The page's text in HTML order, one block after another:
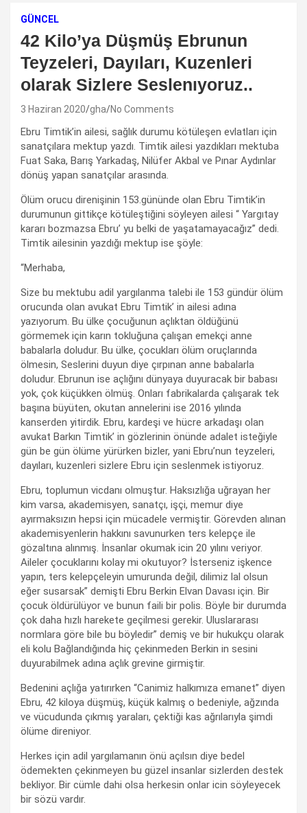
GÜNCEL
42 Kilo’ya Düşmüş Ebrunun
Teyzeleri, Dayıları, Kuzenleri
olarak Sizlere Seslenıyoruz..
3 Haziran 2020 gha No Comments
Ebru Timtik’in ailesi, sağlık durumu kötüleşen evlatları için
sanatçılara mektup yazdı. Timtik ailesi yazdıkları mektuba
Fuat Saka, Barış Yarkadaş, Nilüfer Akbal ve Pınar Aydınlar
dönüş yapan sanatçılar arasında.
Ölüm orucu direnişinin 153.gününde olan Ebru Timtik’in
durumunun gittikçe kötüleştiğini söyleyen ailesi “ Yargıtay
kararı bozmazsa Ebru’ yu belki de yaşatamayacağız” dedi.
Timtik ailesinin yazdığı mektup ise şöyle:
“Merhaba,
Size bu mektubu adil yargılanma talebi ile 153 gündür ölüm
orucunda olan avukat Ebru Timtik’ in ailesi adına
yazıyorum. Bu ülke çocuğunun açlıktan öldüğünü
görmemek için karın tokluğuna çalışan emekçi anne
babalarla doludur. Bu ülke, çocukları ölüm oruçlarında
ölmesin, Seslerini duyun diye çırpınan anne babalarla
doludur. Ebrunun ise açlığını dünyaya duyuracak bir babası
yok, çok küçükken ölmüş. Onları fabrikalarda çalışarak tek
başına büyüten, okutan annelerini ise 2016 yılında
kanserden yitirdik. Ebru, kardeşi ve hücre arkadaşı olan
avukat Barkın Timtik’ in gözlerinin önünde adalet isteğiyle
gün be gün ölüme yürürken bizler, yani Ebru’nun teyzeleri,
dayıları, kuzenleri sizlere Ebru için seslenmek istiyoruz.
Ebru, toplumun vicdanı olmuştur. Haksızlığa uğrayan her
kim varsa, akademisyen, sanatçı, işçi, memur diye
ayırmaksızın hepsi için mücadele vermiştir. Görevden alınan
akademisyenlerin hakkını savunurken ters kelepçe ile
gözaltına alınmış. İnsanlar okumak icin 20 yılını veriyor.
Aileler çocuklarını kolay mi okutuyor? İsterseniz işkence
yapın, ters kelepçeleyin umurunda değil, dilimiz lal olsun
eğer susarsak” demişti Ebru Berkin Elvan Davası için. Bir
çocuk öldürülüyor ve bunun faili bir polis. Böyle bir durumda
çok daha hızlı harekete geçilmesi gerekir. Uluslararası
normlara göre bile bu böyledir” demiş ve bir hukukçu olarak
eli kolu Bağlandığında hiç çekinmeden Berkin in sesini
duyurabilmek adına açlık grevine girmiştir.
Bedenini açlığa yatırırken “Canimiz halkımıza emanet” diyen
Ebru, 42 kiloya düşmüş, küçük kalmış o bedeniyle, ağzında
ve vücudunda çıkmış yaraları, çektiği kas ağrılarıyla şimdi
ölüme direniyor.
Herkes için adil yargılamanın önü açılsın diye bedel
ödemekten çekinmeyen bu güzel insanlar sizlerden destek
bekliyor. Bir cümle dahi olsa herkesin onlar icin söyleyecek
bir sözü vardır.